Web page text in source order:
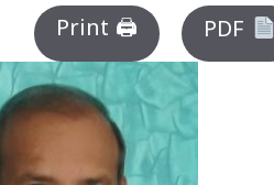
Print 🖨 PDF